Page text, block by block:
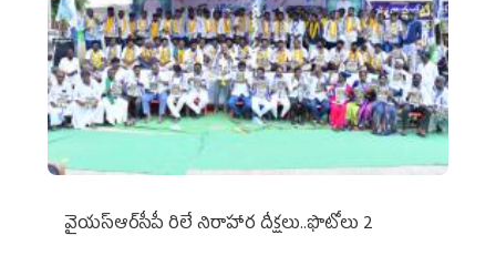
వైయ‌స్ఆర్‌సీపీ రిలే నిరాహార దీక్షలు..ఫొటోలు 2